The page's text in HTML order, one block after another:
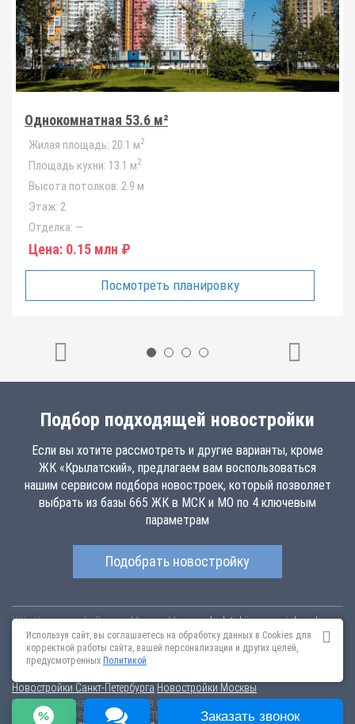
Однокомнатная 53.6 м²
Жилая площадь: 20.1 м2
Площадь кухни: 13.1 м2
Высота потолков: 2.9 м
Этаж: 2
Отделка: —
Цена: 0.15 млн ₽
Посмотреть планировку
Подбор подходящей новостройки
Если вы хотите рассмотреть и другие варианты, кроме
ЖК «Крылатский», предлагаем вам воспользоваться
нашим сервисом подбора новостроек, который позволяет
выбрать из базы 665 ЖК в МСК и МО по 4 ключевым
параметрам
Подобрать новостройку
ЖК «Крылатский»РоссияМоскваМосква, krylatskij.novopoisk.msk.ru
Купить квартиру в новом жилом комплексе «Крылатский» от «Бэсткон»
в районе Крылатское. Квартиры различных планировок от 0.15 млн
рублей!
Новостройки Санкт-Петербурга Новостройки Москвы
Информация на сайте взята из открытых источников, не является
публичной офертой и распространяется для ознакомления.
Используя сайт, вы соглашаетесь на обработку данных в Cookies для
корректной работы сайта, вашей персонализации и других целей,
предусмотренных Политикой
Заказать звонок